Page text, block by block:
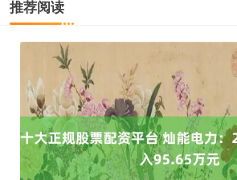
推荐阅读